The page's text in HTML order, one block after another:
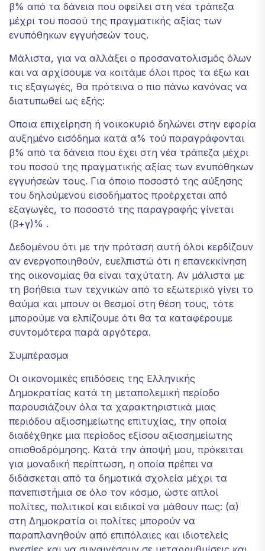
β% από τα δάνεια που οφείλει στη νέα τράπεζα
μέχρι του ποσού της πραγματικής αξίας των
ενυπόθηκων εγγυήσεών τους.
Μάλιστα, για να αλλάξει ο προσανατολισμός όλων
και να αρχίσουμε να κοιτάμε όλοι προς τα έξω και
τις εξαγωγές, θα πρότεινα ο πιο πάνω κανόνας να
διατυπωθεί ως εξής:
Οποια επιχείρηση ή νοικοκυριό δηλώνει στην εφορία
αυξημένο εισόδημα κατά α% τού παραγράφονται
β% από τα δάνεια που έχει στη νέα τράπεζα μέχρι
του ποσού της πραγματικής αξίας των ενυπόθηκων
εγγυήσεών τους. Για όποιο ποσοστό της αύξησης
του δηλούμενου εισοδήματος προέρχεται από
εξαγωγές, το ποσοστό της παραγραφής γίνεται
(β+γ)% .
Δεδομένου ότι με την πρόταση αυτή όλοι κερδίζουν
αν ενεργοποιηθούν, ευελπιστώ ότι η επανεκκίνηση
της οικονομίας θα είναι ταχύτατη. Αν μάλιστα με
τη βοήθεια των τεχνικών από το εξωτερικό γίνει το
θαύμα και μπουν οι θεσμοί στη θέση τους, τότε
μπορούμε να ελπίζουμε ότι θα τα καταφέρουμε
συντομότερα παρά αργότερα.
Συμπέρασμα
Οι οικονομικές επιδόσεις της Ελληνικής
Δημοκρατίας κατά τη μεταπολεμική περίοδο
παρουσιάζουν όλα τα χαρακτηριστικά μιας
περιόδου αξιοσημείωτης επιτυχίας, την οποία
διαδέχθηκε μια περίοδος εξίσου αξιοσημείωτης
οπισθοδρόμησης. Κατά την άποψή μου, πρόκειται
για μοναδική περίπτωση, η οποία πρέπει να
διδάσκεται από τα δημοτικά σχολεία μέχρι τα
πανεπιστήμια σε όλο τον κόσμο, ώστε απλοί
πολίτες, πολιτικοί και ειδικοί να μάθουν πως: (α)
στη Δημοκρατία οι πολίτες μπορούν να
παραπλανηθούν από επιπόλαιες και ιδιοτελείς